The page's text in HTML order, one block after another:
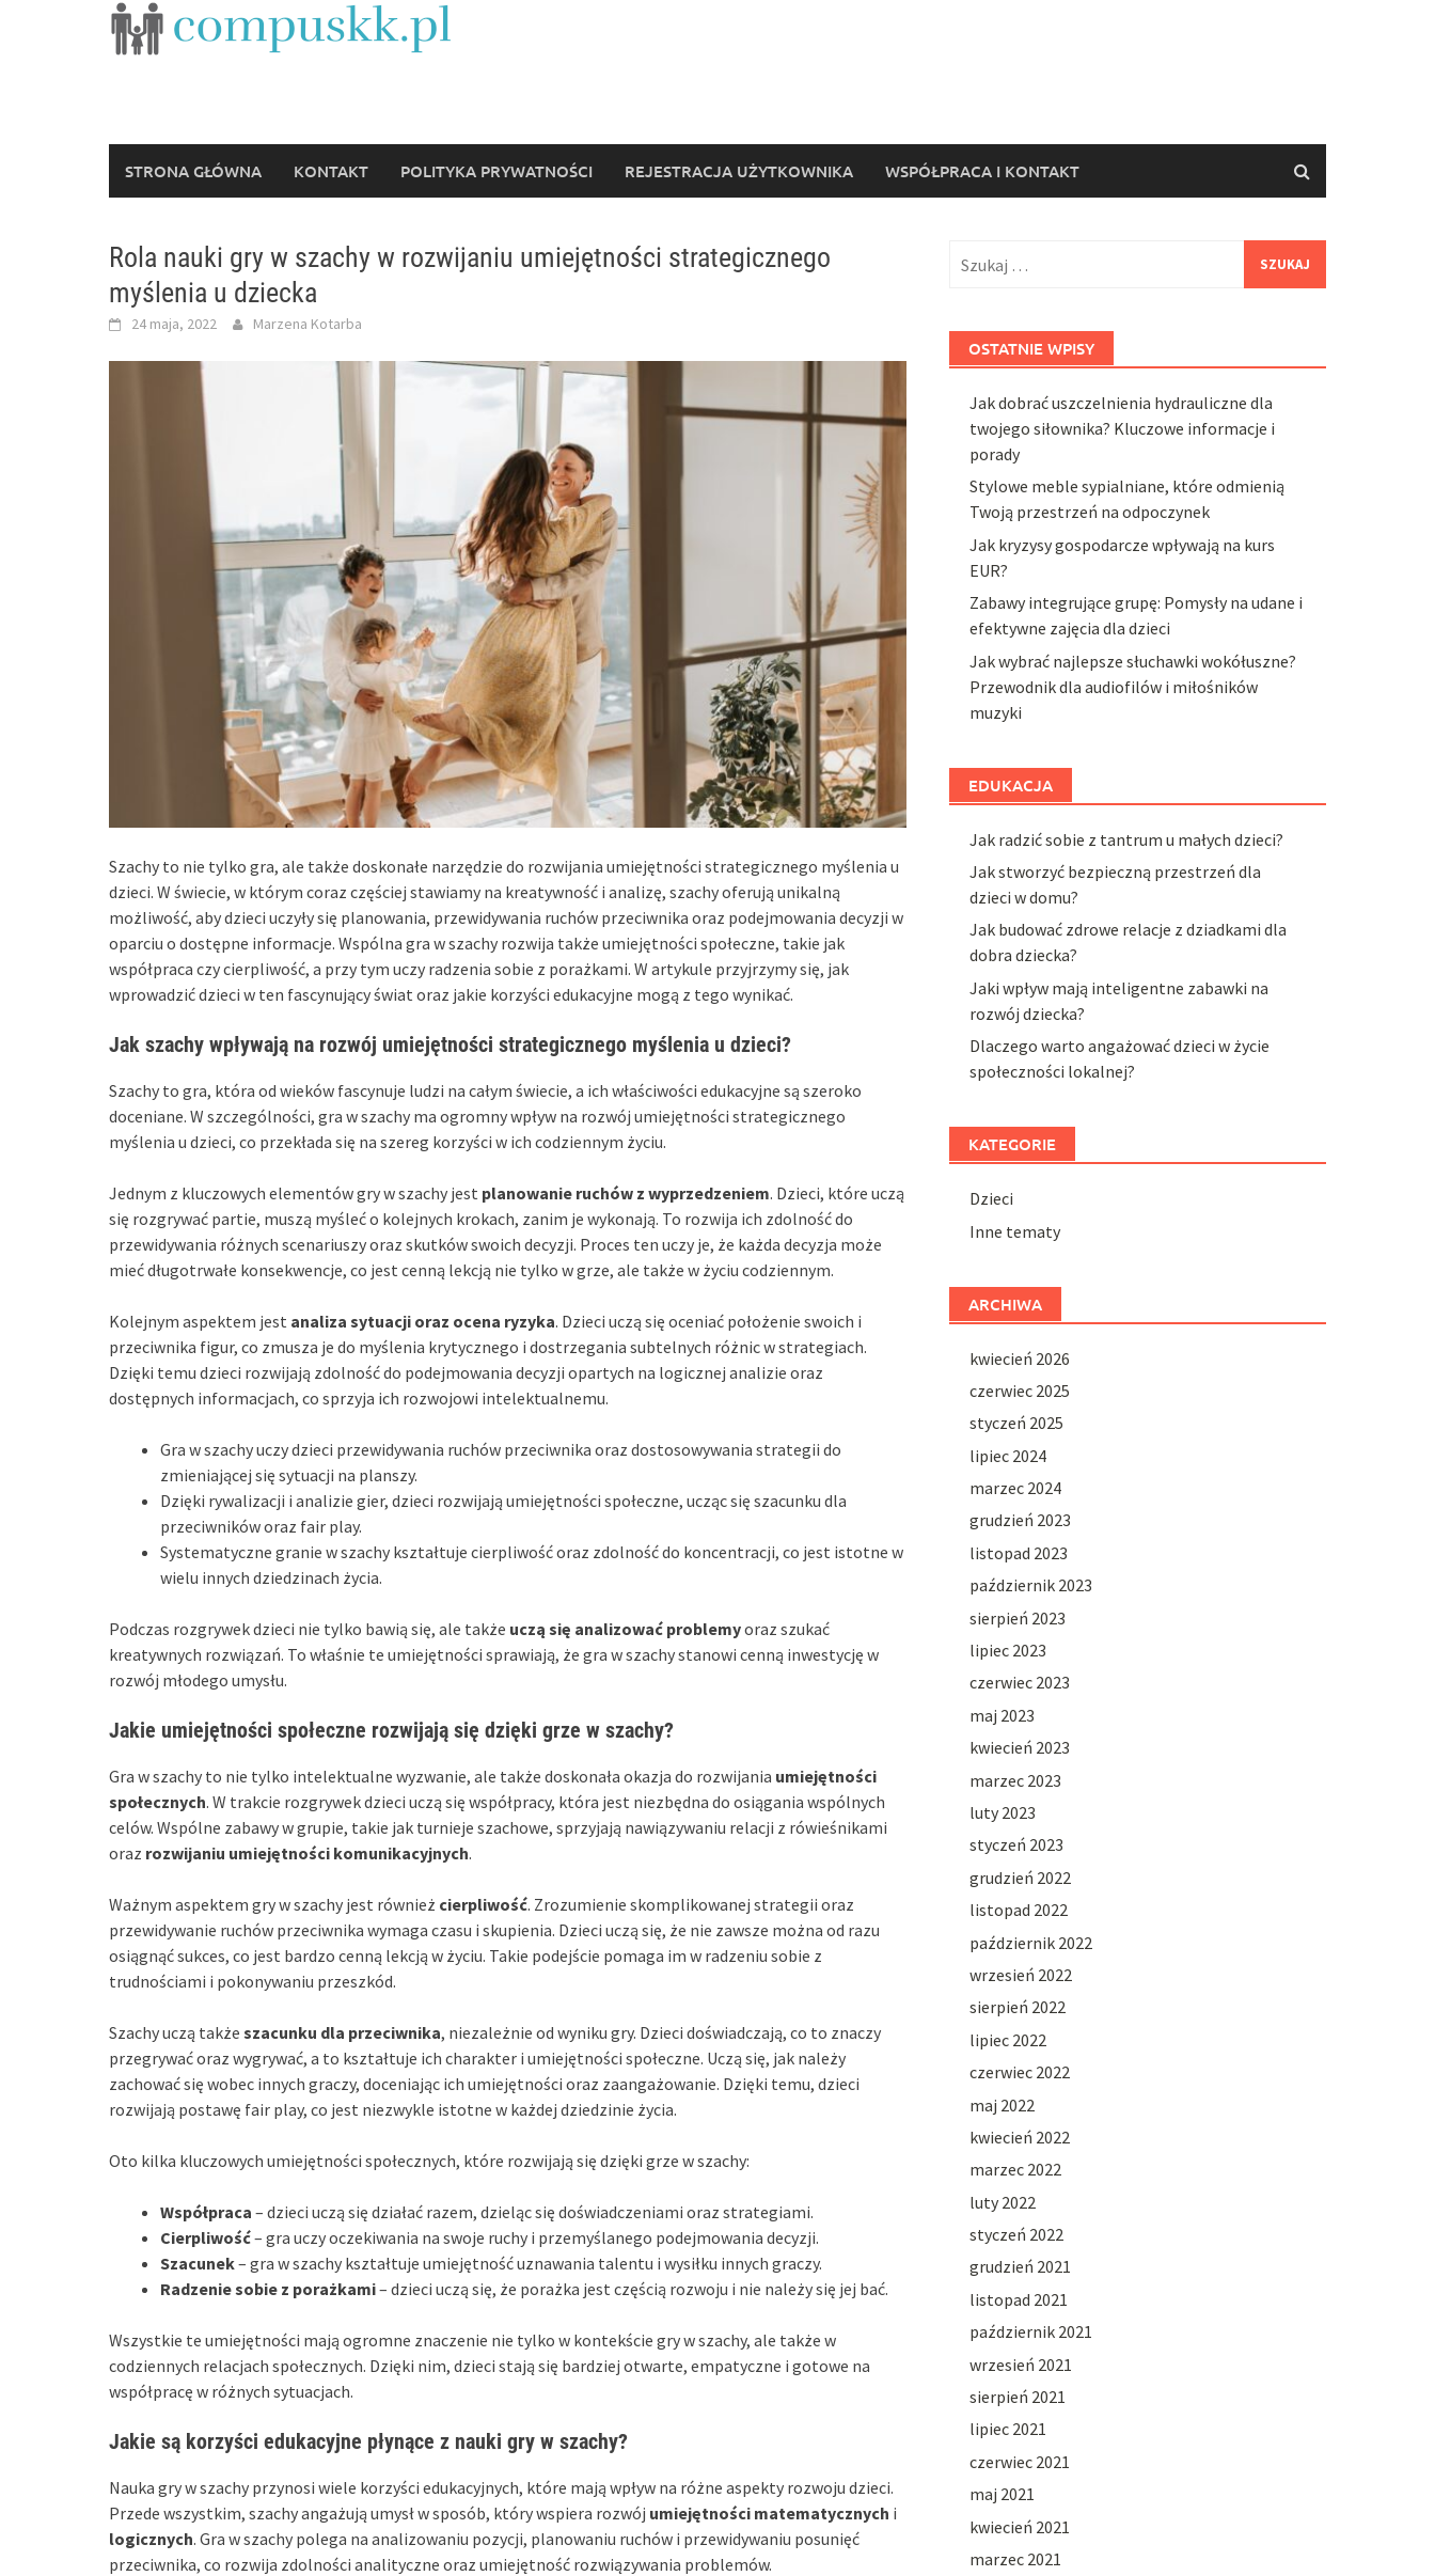
STRONA GŁÓWNA KONTAKT POLITYKA PRYWATNOŚCI REJESTRACJA UŻYTKOWNIKA WSPÓŁPRACA I KONTAKT
Rola nauki gry w szachy w rozwijaniu umiejętności strategicznego
myślenia u dziecka
24 maja, 2022 Marzena Kotarba
Szachy to nie tylko gra, ale także doskonałe narzędzie do rozwijania umiejętności strategicznego myślenia u
dzieci. W świecie, w którym coraz częściej stawiamy na kreatywność i analizę, szachy oferują unikalną
możliwość, aby dzieci uczyły się planowania, przewidywania ruchów przeciwnika oraz podejmowania decyzji w
oparciu o dostępne informacje. Wspólna gra w szachy rozwija także umiejętności społeczne, takie jak
współpraca czy cierpliwość, a przy tym uczy radzenia sobie z porażkami. W artykule przyjrzymy się, jak
wprowadzić dzieci w ten fascynujący świat oraz jakie korzyści edukacyjne mogą z tego wynikać.
Jak szachy wpływają na rozwój umiejętności strategicznego myślenia u dzieci?
Szachy to gra, która od wieków fascynuje ludzi na całym świecie, a ich właściwości edukacyjne są szeroko
doceniane. W szczególności, gra w szachy ma ogromny wpływ na rozwój umiejętności strategicznego
myślenia u dzieci, co przekłada się na szereg korzyści w ich codziennym życiu.
Jednym z kluczowych elementów gry w szachy jest planowanie ruchów z wyprzedzeniem. Dzieci, które uczą
się rozgrywać partie, muszą myśleć o kolejnych krokach, zanim je wykonają. To rozwija ich zdolność do
przewidywania różnych scenariuszy oraz skutków swoich decyzji. Proces ten uczy je, że każda decyzja może
mieć długotrwałe konsekwencje, co jest cenną lekcją nie tylko w grze, ale także w życiu codziennym.
Kolejnym aspektem jest analiza sytuacji oraz ocena ryzyka. Dzieci uczą się oceniać położenie swoich i
przeciwnika figur, co zmusza je do myślenia krytycznego i dostrzegania subtelnych różnic w strategiach.
Dzięki temu dzieci rozwijają zdolność do podejmowania decyzji opartych na logicznej analizie oraz
dostępnych informacjach, co sprzyja ich rozwojowi intelektualnemu.
Gra w szachy uczy dzieci przewidywania ruchów przeciwnika oraz dostosowywania strategii do
zmieniającej się sytuacji na planszy.
Dzięki rywalizacji i analizie gier, dzieci rozwijają umiejętności społeczne, ucząc się szacunku dla
przeciwników oraz fair play.
Systematyczne granie w szachy kształtuje cierpliwość oraz zdolność do koncentracji, co jest istotne w
wielu innych dziedzinach życia.
Podczas rozgrywek dzieci nie tylko bawią się, ale także uczą się analizować problemyoraz szukać
kreatywnych rozwiązań. To właśnie te umiejętności sprawiają, że gra w szachy stanowi cenną inwestycję w
rozwój młodego umysłu.
Jakie umiejętności społeczne rozwijają się dzięki grze w szachy?
Gra w szachy to nie tylko intelektualne wyzwanie, ale także doskonała okazja do rozwijania umiejętności
społecznych. W trakcie rozgrywek dzieci uczą się współpracy, która jest niezbędna do osiągania wspólnych
celów. Wspólne zabawy w grupie, takie jak turnieje szachowe, sprzyjają nawiązywaniu relacji z rówieśnikami
oraz rozwijaniu umiejętności komunikacyjnych.
Ważnym aspektem gry w szachy jest również cierpliwość. Zrozumienie skomplikowanej strategii oraz
przewidywanie ruchów przeciwnika wymaga czasu i skupienia. Dzieci uczą się, że nie zawsze można od razu
osiągnąć sukces, co jest bardzo cenną lekcją w życiu. Takie podejście pomaga im w radzeniu sobie z
trudnościami i pokonywaniu przeszkód.
Szachy uczą także szacunku dla przeciwnika, niezależnie od wyniku gry. Dzieci doświadczają, co to znaczy
przegrywać oraz wygrywać, a to kształtuje ich charakter i umiejętności społeczne. Uczą się, jak należy
zachować się wobec innych graczy, doceniając ich umiejętności oraz zaangażowanie. Dzięki temu, dzieci
rozwijają postawę fair play, co jest niezwykle istotne w każdej dziedzinie życia.
Oto kilka kluczowych umiejętności społecznych, które rozwijają się dzięki grze w szachy:
Współpraca – dzieci uczą się działać razem, dzieląc się doświadczeniami oraz strategiami.
Cierpliwość– gra uczy oczekiwania na swoje ruchy i przemyślanego podejmowania decyzji.
Szacunek– gra w szachy kształtuje umiejętność uznawania talentu i wysiłku innych graczy.
Radzenie sobie z porażkami– dzieci uczą się, że porażka jest częścią rozwoju i nie należy się jej bać.
Wszystkie te umiejętności mają ogromne znaczenie nie tylko w kontekście gry w szachy, ale także w
codziennych relacjach społecznych. Dzięki nim, dzieci stają się bardziej otwarte, empatyczne i gotowe na
współpracę w różnych sytuacjach.
Jakie są korzyści edukacyjne płynące z nauki gry w szachy?
Nauka gry w szachy przynosi wiele korzyści edukacyjnych, które mają wpływ na różne aspekty rozwoju dzieci.
Przede wszystkim, szachy angażują umysł w sposób, który wspiera rozwój umiejętności matematycznych i
logicznych. Gra w szachy polega na analizowaniu pozycji, planowaniu ruchów i przewidywaniu posunięć
przeciwnika, co rozwija zdolności analityczne oraz umiejętność rozwiązywania problemów.
OSTATNIE WPISY
Jak dobrać uszczelnienia hydrauliczne dla
twojego siłownika? Kluczowe informacje i
porady
Stylowe meble sypialniane, które odmienią
Twoją przestrzeń na odpoczynek
Jak kryzysy gospodarcze wpływają na kurs
EUR?
Zabawy integrujące grupę: Pomysły na udane i
efektywne zajęcia dla dzieci
Jak wybrać najlepsze słuchawki wokółuszne?
Przewodnik dla audiofilów i miłośników
muzyki
EDUKACJA
Jak radzić sobie z tantrum u małych dzieci?
Jak stworzyć bezpieczną przestrzeń dla
dzieci w domu?
Jak budować zdrowe relacje z dziadkami dla
dobra dziecka?
Jaki wpływ mają inteligentne zabawki na
rozwój dziecka?
Dlaczego warto angażować dzieci w życie
społeczności lokalnej?
KATEGORIE
Dzieci
Inne tematy
ARCHIWA
kwiecień 2026
czerwiec 2025
styczeń 2025
lipiec 2024
marzec 2024
grudzień 2023
listopad 2023
październik 2023
sierpień 2023
lipiec 2023
czerwiec 2023
maj 2023
kwiecień 2023
marzec 2023
luty 2023
styczeń 2023
grudzień 2022
listopad 2022
październik 2022
wrzesień 2022
sierpień 2022
lipiec 2022
czerwiec 2022
maj 2022
kwiecień 2022
marzec 2022
luty 2022
styczeń 2022
grudzień 2021
listopad 2021
październik 2021
wrzesień 2021
sierpień 2021
lipiec 2021
czerwiec 2021
maj 2021
kwiecień 2021
marzec 2021